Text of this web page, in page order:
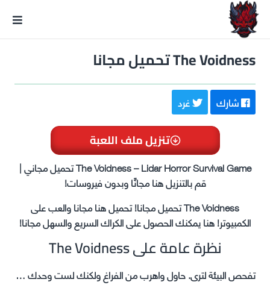
The Voidness تحميل مجانا
شارك غرد
تنزيل ملف اللعبة
The Voidness – Lidar Horror Survival Game تحميل مجاني |
قم بالتنزيل هنا مجانًا وبدون فيروسات!
The Voidness تحميل مجانا! تحميل هنا مجانا والعب على
الكمبيوتر! هنا يمكنك الحصول على الكراك السريع والسهل مجانا!
نظرة عامة على The Voidness
تفحص البيئة لترى. حاول واهرب من الفراغ ولكنك لست وحدك …